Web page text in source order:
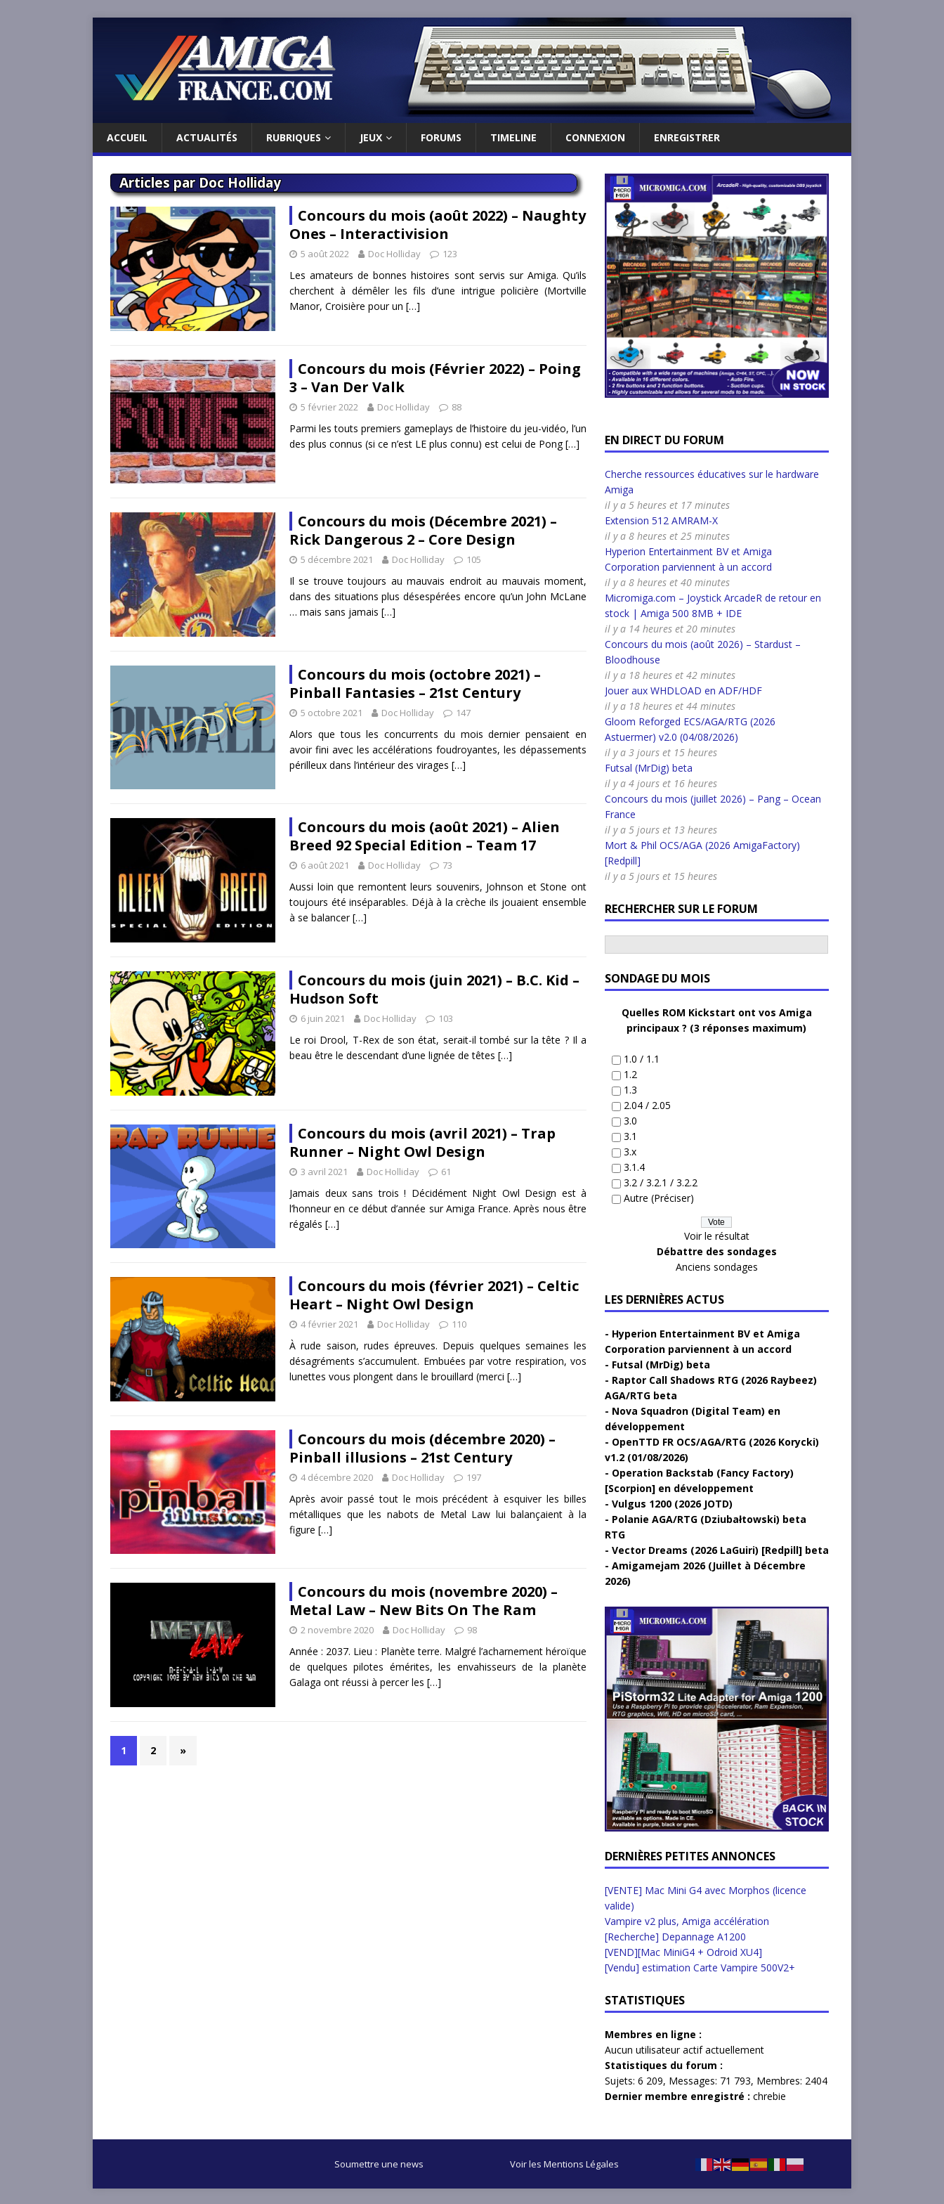
ACCUEIL ACTUALITÉS RUBRIQUES JEUX FORUMS TIMELINE CONNEXION ENREGISTRER
Articles parDoc Holliday
Concours du mois (août 2022) – Naughty
Ones – Interactivision
5 août 2022 Doc Holliday 123
Les amateurs de bonnes histoires sont servis sur Amiga. Qu’ils
cherchent à démêler les fils d’une intrigue policière (Mortville
Manor, Croisière pour un […]
Concours du mois (Février 2022) – Poing
3 – Van Der Valk
5 février 2022 Doc Holliday 88
Parmi les touts premiers gameplays de l’histoire du jeu-vidéo, l’un
des plus connus (si ce n’est LE plus connu) est celui de Pong[…]
Concours du mois (Décembre 2021) –
Rick Dangerous 2 – Core Design
5 décembre 2021 Doc Holliday 105
Il se trouve toujours au mauvais endroit au mauvais moment,
dans des situations plus désespérées encore qu’un John McLane
… mais sans jamais […]
Concours du mois (octobre 2021) –
Pinball Fantasies – 21st Century
5 octobre 2021 Doc Holliday 147
Alors que tous les concurrents du mois dernier pensaient en
avoir fini avec les accélérations foudroyantes, les dépassements
périlleux dans l’intérieur des virages […]
Concours du mois (août 2021) – Alien
Breed 92 Special Edition – Team 17
6 août 2021 Doc Holliday 73
Aussi loin que remontent leurs souvenirs, Johnson et Stone ont
toujours été inséparables. Déjà à la crèche ils jouaient ensemble
à se balancer[…]
Concours du mois (juin 2021) – B.C. Kid –
Hudson Soft
6 juin 2021 Doc Holliday 103
Le roi Drool, T-Rex de son état, serait-il tombé sur la tête ? Il a
beau être le descendant d’une lignée de têtes […]
Concours du mois (avril 2021) – Trap
Runner – Night Owl Design
3 avril 2021 Doc Holliday 61
Jamais deux sans trois ! Décidément Night Owl Design est à
l’honneur en ce début d’année sur Amiga France. Après nous être
régalés […]
Concours du mois (février 2021) – Celtic
Heart – Night Owl Design
4 février 2021 Doc Holliday 110
À rude saison, rudes épreuves. Depuis quelques semaines les
désagréments s’accumulent. Embuées par votre respiration, vos
lunettes vous plongent dans le brouillard (merci […]
Concours du mois (décembre 2020) –
Pinball illusions – 21st Century
4 décembre 2020 Doc Holliday 197
Après avoir passé tout le mois précédent à esquiver les billes
métalliques que les nabots de Metal Law lui balançaient à la
figure […]
Concours du mois (novembre 2020) –
Metal Law – New Bits On The Ram
2 novembre 2020 Doc Holliday 98
Année : 2037. Lieu : Planète terre. Malgré l’acharnement héroïque
de quelques pilotes émérites, les envahisseurs de la planète
Galaga ont réussi à percer les […]
1 2 »
EN DIRECT DU FORUM
Cherche ressources éducatives sur le hardware
Amiga
il y a 5 heures et 17 minutes
Extension 512 AMRAM-X
il y a 8 heures et 25 minutes
Hyperion Entertainment BV et Amiga
Corporation parviennent à un accord
il y a 8 heures et 40 minutes
Micromiga.com – Joystick ArcadeR de retour en
stock | Amiga 500 8MB + IDE
il y a 14 heures et 20 minutes
Concours du mois (août 2026) – Stardust –
Bloodhouse
il y a 18 heures et 42 minutes
Jouer aux WHDLOAD en ADF/HDF
il y a 18 heures et 44 minutes
Gloom Reforged ECS/AGA/RTG (2026
Astuermer) v2.0 (04/08/2026)
il y a 3 jours et 15 heures
Futsal (MrDig) beta
il y a 4 jours et 16 heures
Concours du mois (juillet 2026) – Pang – Ocean
France
il y a 5 jours et 13 heures
Mort & Phil OCS/AGA (2026 AmigaFactory)
[Redpill]
il y a 5 jours et 15 heures
RECHERCHER SUR LE FORUM
SONDAGE DU MOIS
Quelles ROM Kickstart ont vos Amiga
principaux ? (3 réponses maximum)
1.0 / 1.1
1.2
1.3
2.04 / 2.05
3.0
3.1
3.x
3.1.4
3.2 / 3.2.1 / 3.2.2
Autre (Préciser)
Voir le résultat
Débattre des sondages
Anciens sondages
LES DERNIÈRES ACTUS
Hyperion Entertainment BV et Amiga
Corporation parviennent à un accord
Futsal (MrDig) beta
Raptor Call Shadows RTG (2026 Raybeez)
AGA/RTG beta
Nova Squadron (Digital Team) en
développement
OpenTTD FR OCS/AGA/RTG (2026 Korycki)
v1.2 (01/08/2026)
Operation Backstab (Fancy Factory)
[Scorpion] en développement
Vulgus 1200 (2026 JOTD)
Polanie AGA/RTG (Dziubałtowski) beta
RTG
Vector Dreams (2026 LaGuiri) [Redpill] beta
Amigamejam 2026 (Juillet à Décembre
2026)
DERNIÈRES PETITES ANNONCES
[VENTE] Mac Mini G4 avec Morphos (licence
valide)
Vampire v2 plus, Amiga accélération
[Recherche] Depannage A1200
[VEND][Mac MiniG4 + Odroid XU4]
[Vendu] estimation Carte Vampire 500V2+
STATISTIQUES
Membres en ligne :
Aucun utilisateur actif actuellement
Statistiques du forum :
Sujets: 6 209, Messages: 71 793, Membres: 2404
Dernier membre enregistré : chrebie
Soumettre une news Voir les Mentions Légales